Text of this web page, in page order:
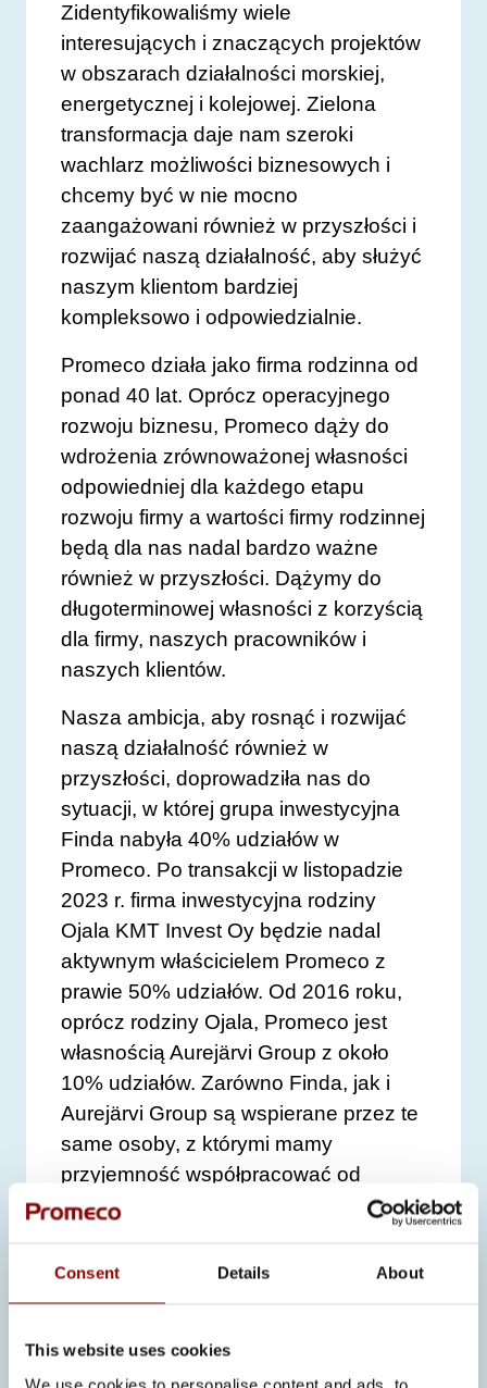
Consent Details About
This website uses cookies
We use cookies to personalise content and ads, to
Zidentyfikowaliśmy wiele
interesujących i znaczących projektów
w obszarach działalności morskiej,
energetycznej i kolejowej. Zielona
transformacja daje nam szeroki
wachlarz możliwości biznesowych i
chcemy być w nie mocno
zaangażowani również w przyszłości i
rozwijać naszą działalność, aby służyć
naszym klientom bardziej
kompleksowo i odpowiedzialnie.
Promeco działa jako firma rodzinna od
ponad 40 lat. Oprócz operacyjnego
rozwoju biznesu, Promeco dąży do
wdrożenia zrównoważonej własności
odpowiedniej dla każdego etapu
rozwoju firmy a wartości firmy rodzinnej
będą dla nas nadal bardzo ważne
również w przyszłości. Dążymy do
długoterminowej własności z korzyścią
dla firmy, naszych pracowników i
naszych klientów.
Nasza ambicja, aby rosnąć i rozwijać
naszą działalność również w
przyszłości, doprowadziła nas do
sytuacji, w której grupa inwestycyjna
Finda nabyła 40% udziałów w
Promeco. Po transakcji w listopadzie
2023 r. firma inwestycyjna rodziny
Ojala KMT Invest Oy będzie nadal
aktywnym właścicielem Promeco z
prawie 50% udziałów. Od 2016 roku,
oprócz rodziny Ojala, Promeco jest
własnością Aurejärvi Group z około
10% udziałów. Zarówno Finda, jak i
Aurejärvi Group są wspierane przez te
same osoby, z którymi mamy
przyjemność współpracować od
dłuższego czasu i z którymi
możliwości Promeco.
która dąży do długoterminowego
wzrostu wartości dla akcjonariuszy.